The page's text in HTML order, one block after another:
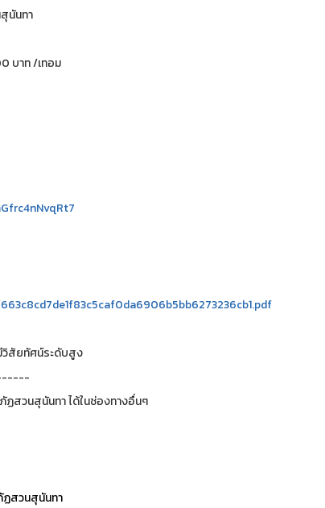
นันทา
บาท /เทอม
วิสัยทัศน์ระดับสูง
ฏสวนสุนันทา ได้ในช่องทางอื่นๆ
ฏสวนสุนันทา